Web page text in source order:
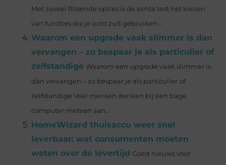
Met zoveel flitsende opties is de echte test het kiezen
van functies die je echt zult gebruiken....
Waarom een upgrade vaak slimmer is dan
vervangen – zo bespaar je als particulier of
zelfstandige Waarom een upgrade vaak slimmer is
dan vervangen – zo bespaar je als particulier of
zelfstandige Veel mensen denken bij een trage
computer meteen aan...
HomeWizard thuisaccu weer snel
leverbaar: wat consumenten moeten
weten over de levertijd Goed nieuws voor